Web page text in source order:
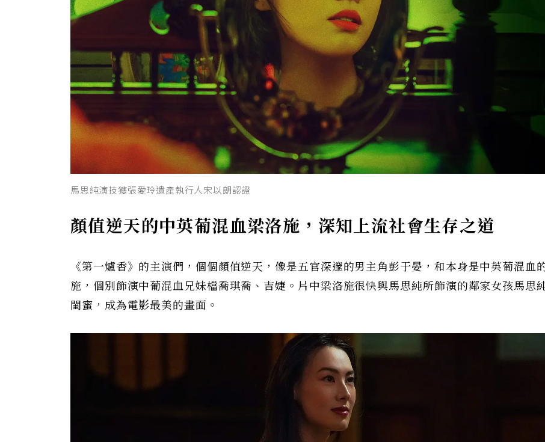
馬思純演技獲張愛玲遺產執行人宋以朗認證
顏值逆天的中英葡混血梁洛施，深知上流社會生存之道
《第一爐香》的主演們，個個顏值逆天，像是五官深邃的男主角彭于晏，和本身是中英葡混血
施，個別飾演中葡混血兄妹檔喬琪喬、吉婕。片中梁洛施很快與馬思純所飾演的鄰家女孩馬思
閨蜜，成為電影最美的畫面。